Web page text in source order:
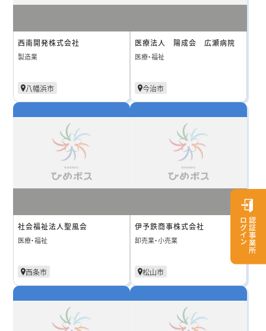
西南開発株式会社
製造業
八幡浜市
医療法人 陽成会 広瀬病院
医療・福祉
今治市
社会福祉法人聖風会
医療・福祉
西条市
伊予鉄商事株式会社
卸売業・小売業
松山市